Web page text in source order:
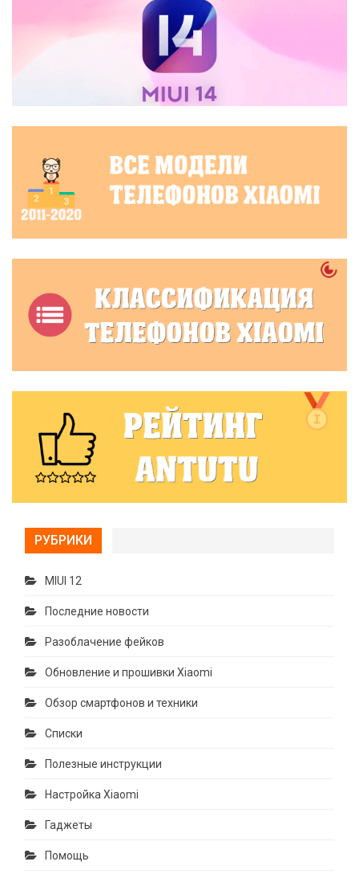
РУБРИКИ
MIUI 12
Последние новости
Разоблачение фейков
Обновление и прошивки Xiaomi
Обзор смартфонов и техники
Списки
Полезные инструкции
Настройка Xiaomi
Гаджеты
Помощь